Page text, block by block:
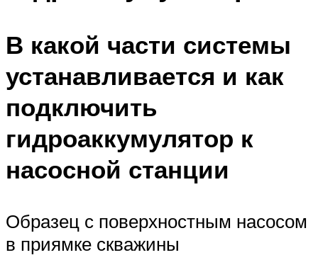
В какой части системы
устанавливается и как
подключить
гидроаккумулятор к
насосной станции
Образец с поверхностным насосом
в приямке скважины